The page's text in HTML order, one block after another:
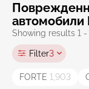
автомобили
Showing results 1
Filter3
FORTE 1,903